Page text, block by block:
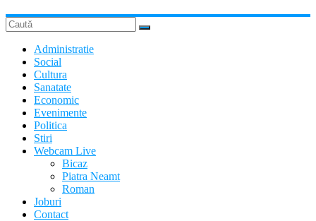
Administratie
Social
Cultura
Sanatate
Economic
Evenimente
Politica
Stiri
Webcam Live
Bicaz
Piatra Neamt
Roman
Joburi
Contact